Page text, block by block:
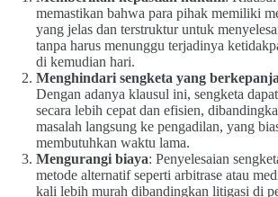
memastikan bahwa para pihak memiliki
yang jelas dan terstruktur untuk
tanpa harus menunggu terjadinya
di kemudian hari.
Menghindari sengketa yang
Dengan adanya klausul ini, sengketa
secara lebih cepat dan efisien,
masalah langsung ke pengadilan, yang
membutuhkan waktu lama.
Mengurangi biaya: Penyelesaian
metode alternatif seperti arbitrase atau
kali lebih murah dibandingkan litigasi di